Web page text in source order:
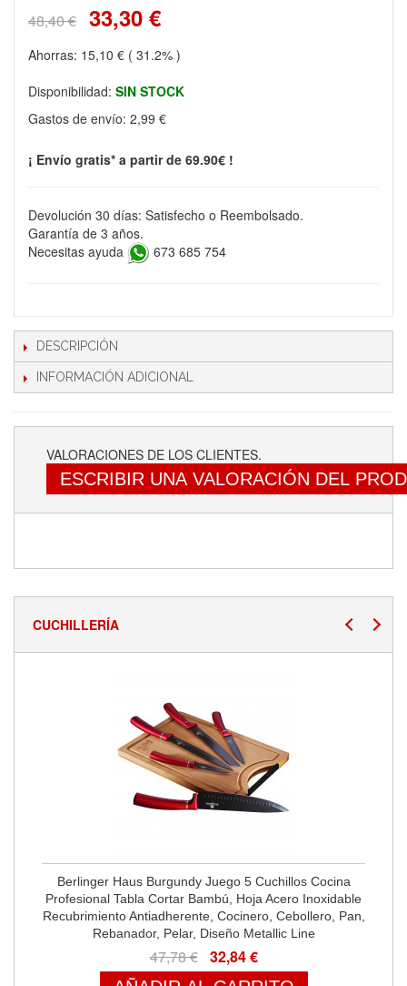
48,40 € 33,30 €
Ahorras: 15,10 € ( 31.2% )
Disponibilidad: SIN STOCK
Gastos de envío: 2,99 €
¡ Envío gratis* a partir de 69.90€ !
Devolución 30 días: Satisfecho o Reembolsado.
Garantía de 3 años.
Necesitas ayuda
673 685 754
DESCRIPCIÓN
INFORMACIÓN ADICIONAL
VALORACIONES DE LOS CLIENTES.
ESCRIBIR UNA VALORACIÓN DEL
CUCHILLERÍA
Berlinger Haus Burgundy Juego 5 Cuchillos Cocina
Profesional Tabla Cortar Bambú, Hoja Acero Inoxidable
Recubrimiento Antiadherente, Cocinero, Cebollero, Pan,
Rebanador, Pelar, Diseño Metallic Line
47,78 € 32,84 €